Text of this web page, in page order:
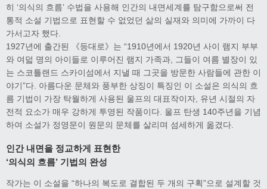
히 ‘의식의 흐름’ 수법을 사용해 인간의 내면세계를 탐구함으로써 전
통적 소설 기법으로 표현할 수 없었던 삶의 실재와 의미에 가까이 다
가서고자 했다.
1927년에 출간된 《등대로》는 “1910년에서 1920년 사이 램지 부부
와 여덟 명의 아이들로 이루어진 램지 가족과, 그들이 여름 별장이 있
는 스코틀랜드 스카이섬에서 지낼 때 그곳을 방문한 사람들에 관한 이
야기”다. 아름다운 문체와 풍부한 상징이 특징인 이 소설은 의식의 흐
름 기법이 가장 탁월하게 사용된 울프의 대표작이자, 유년 시절의 자
전적 요소가 매우 강하게 투영된 작품이다. 울프 탄생 140주년을 기념
하여 소설가 정영문이 원문의 문체를 살리며 섬세하게 옮겼다.
인간 내면을 정교하게 표현한
‘의식의 흐름’ 기법의 완성
작가는 이 소설을 “하나의 복도로 결합된 두 개의 구획”으로 설계할 것